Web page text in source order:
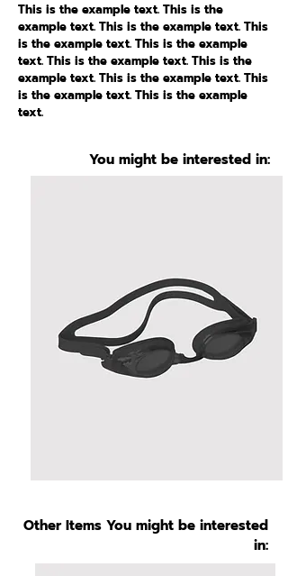
This is the example text. This is the
example text. This is the example text. This
is the example text. This is the example
text. This is the example text. This is the
example text. This is the example text. This
is the example text. This is the example
text.
You might be interested in:
Other Items You might be interested
in: